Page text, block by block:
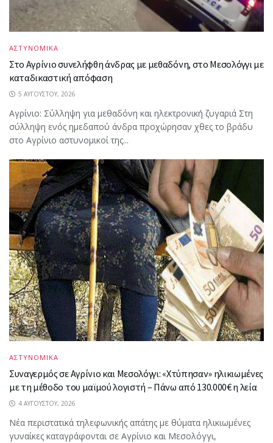
ΑΣΤΥΝΟΜΙΚΑ
Στο Αγρίνιο συνελήφθη άνδρας με μεθαδόνη, στο Μεσολόγγι με
καταδικαστική απόφαση
5 ΑΥΓΟΎΣΤΟΥ, 2026
Aγρίνιο: Σύλληψη για μεθαδόνη και ηλεκτρονική ζυγαριά Στη
σύλληψη ενός ημεδαπού άνδρα προχώρησαν χθες το βράδυ
στο Αγρίνιο αστυνομικοί της...
ΑΣΤΥΝΟΜΙΚΑ
Συναγερμός σε Αγρίνιο και Μεσολόγγι: «Χτύπησαν» ηλικιωμένες
με τη μέθοδο του μαϊμού λογιστή – Πάνω από 130.000€ η λεία
4 ΑΥΓΟΎΣΤΟΥ, 2026
Νέα περιστατικά τηλεφωνικής απάτης με θύματα ηλικιωμένες
γυναίκες καταγράφονται σε Αγρίνιο και Μεσολόγγι,